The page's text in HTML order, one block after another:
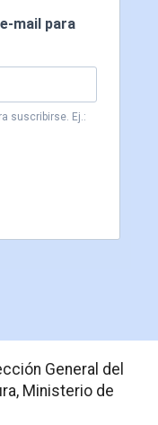
mail para
suscribirse. Ej.:
General del
Ministerio de